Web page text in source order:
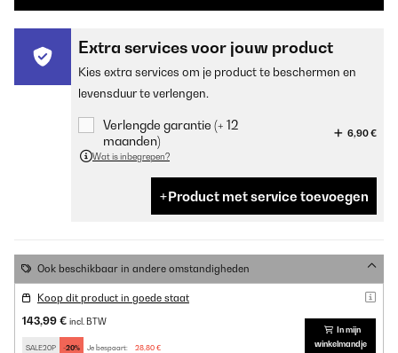
Extra services voor jouw product
Kies extra services om je product te beschermen en
levensduur te verlengen.
Verlengde garantie (+ 12
maanden)
6,90 €
Wat is inbegrepen?
Product met service toevoegen
Ook beschikbaar in andere omstandigheden
Koop dit product in goede staat
143,99 € incl. BTW
SALE20P -20% Je bespaart: 28,80 €
In mijn
winkelmandje